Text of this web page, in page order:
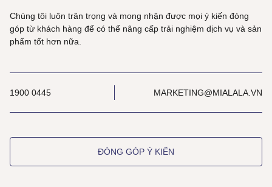
Chúng tôi luôn trân trọng và mong nhận được mọi ý kiến đóng
góp từ khách hàng để có thể nâng cấp trải nghiệm dịch vụ và sản
phẩm tốt hơn nữa.
1900 0445 MARKETING@MIALALA.VN
ĐÓNG GÓP Ý KIẾN